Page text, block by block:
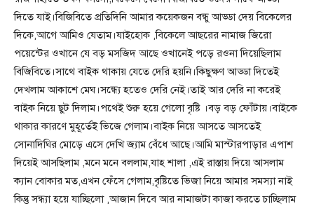
দিতে যাই।বিজিবিতে প্রতিদিনি আমার কয়েকজন বন্ধু আড্ডা দেয় বিকেলের
দিকে,আগে আমিও যেতাম।যাইহোক ,বিকেলে আছরের নামাজ জিরো
পয়েন্টের ওখানে যে বড় মসজিদ আছে ওখানেই পড়ে রওনা দিয়েছিলাম
বিজিবিতে।সাথে বাইক থাকায় যেতে দেরি হয়নি।কিছুক্ষণ আড্ডা দিতেই
দেখলাম আকাশে মেঘ।সন্ধ্যে হতেও দেরি নেই।তাই আর দেরি না করেই
বাইক নিয়ে ছুট দিলাম।পথেই শুরু হয়ে গেলো বৃষ্টি ।বড় বড় ফোঁটায়।বাইকে
থাকার কারণে মুহূর্তেই ভিজে গেলাম।বাইক নিয়ে আসতে আসতেই
সোনাদিঘির মোড়ে এসে দেখি জ্যাম বেঁধে আছে।আমি মাস্টারপাড়ার এপাশ
দিয়েই আসছিলাম ,মনে মনে বললাম,যাহ শালা ,এই রাস্তায় দিয়ে আসলাম
ক্যান বোকার মত,এখন ফেঁসে গেলাম,বৃষ্টিতে ভিজা নিয়ে আমার সমস্যা নাই
কিন্তু সন্ধ্যা হয়ে যাচ্ছিলো ,আজান দিবে আর নামাজটা কাজা করতে চাচ্ছিলাম